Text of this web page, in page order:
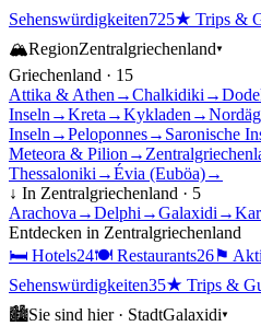
Sehenswürdigkeiten725★ Trips &
🏔RegionZentralgriechenland▾
Griechenland · 15
Attika & Athen →Chalkidiki →
Inseln →Kreta →Kykladen →
Inseln →Peloponnes→ Saronische
Meteora & Pilion →
Thessaloniki →Évia (Euböa)→
↓ In Zentralgriechenland · 5
Arachova →Delphi →Galaxidi →
Entdecken in Zentralgriechenland
🛏 Hotels24🍽 Restaurants26⚑
Sehenswürdigkeiten35★ Trips &
🏙Sie sind hier · StadtGalaxidi▾